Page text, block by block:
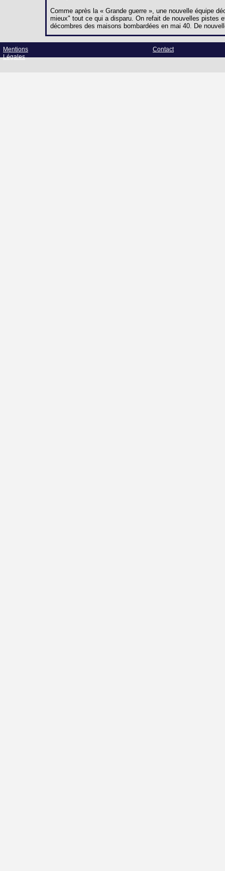
Comme après la « Grande guerre », une nouvelle équipe
mieux" tout ce qui a disparu. On refait de nouvelles pistes
décombres des maisons bombardées en mai 40. De
Mentions
Légales
Contact